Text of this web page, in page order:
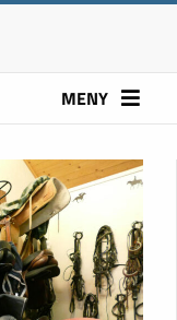
MENY